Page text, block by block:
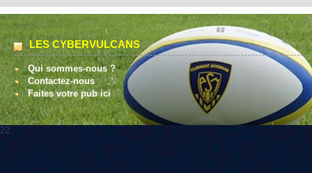
LES CYBERVULCANS
Qui sommes-nous ?
Contactez-nous
Faites votre pub ici
22